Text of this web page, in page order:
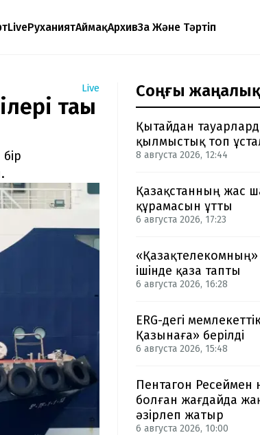
LiveРуханиятАймақАрхивЗаң Және Тәртіп
Live
тағы
Соңғы
Қытайдан
қылмыстық топ
8 августа 2026, 12:44
Қазақстанның жас
құрамасын ұтты
6 августа 2026, 17:23
«Қазақтелекомның»
ішінде қаза тапты
6 августа 2026, 16:28
ERG-дегі
Қазынаға» берілді
6 августа 2026, 15:48
Пентагон Ресеймен
болған жағдайда
әзірлеп жатыр
6 августа 2026, 10:00